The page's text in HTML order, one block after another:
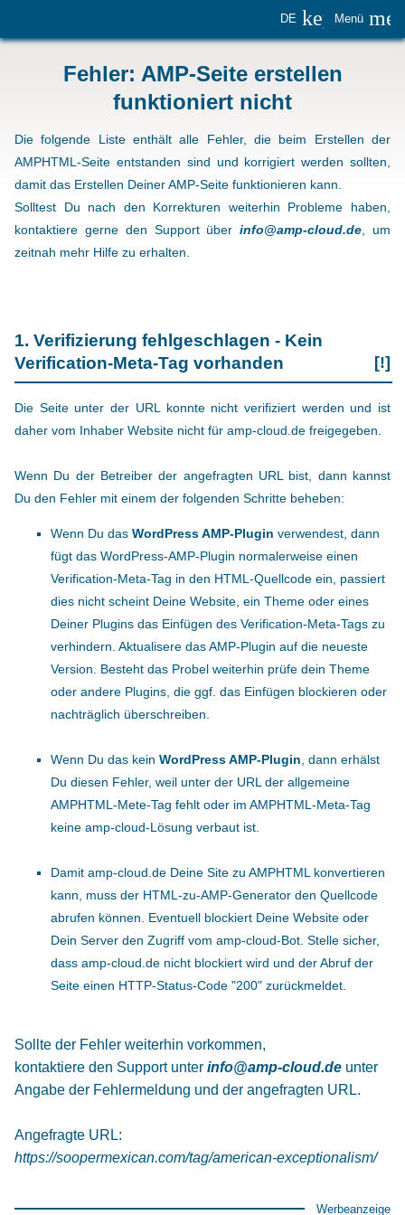
DE Menü
Fehler: AMP-Seite erstellen
funktioniert nicht
Die folgende Liste enthält alle Fehler, die beim Erstellen der
AMPHTML-Seite entstanden sind und korrigiert werden sollten,
damit das Erstellen Deiner AMP-Seite funktionieren kann.
Solltest Du nach den Korrekturen weiterhin Probleme haben,
kontaktiere gerne den Support überinfo@amp-cloud.de, um
zeitnah mehr Hilfe zu erhalten.
1. Verifizierung fehlgeschlagen - Kein
Verification-Meta-Tag vorhanden
[!]
Die Seite unter der URL konnte nicht verifiziert werden und ist
daher vom Inhaber Website nicht für amp-cloud.de freigegeben.
Wenn Du der Betreiber der angefragten URL bist, dann kannst
Du den Fehler mit einem der folgenden Schritte beheben:
Wenn Du das WordPress AMP-Plugin verwendest, dann
fügt das WordPress-AMP-Plugin normalerweise einen
Verification-Meta-Tag in den HTML-Quellcode ein, passiert
dies nicht scheint Deine Website, ein Theme oder eines
Deiner Plugins das Einfügen des Verification-Meta-Tags zu
verhindern. Aktualisere das AMP-Plugin auf die neueste
Version. Besteht das Probel weiterhin prüfe dein Theme
oder andere Plugins, die ggf. das Einfügen blockieren oder
nachträglich überschreiben.
Wenn Du das kein WordPress AMP-Plugin , dann erhälst
Du diesen Fehler, weil unter der URL der allgemeine
AMPHTML-Mete-Tag fehlt oder im AMPHTML-Meta-Tag
keine amp-cloud-Lösung verbaut ist.
Damit amp-cloud.de Deine Site zu AMPHTML konvertieren
kann, muss der HTML-zu-AMP-Generator den Quellcode
abrufen können. Eventuell blockiert Deine Website oder
Dein Server den Zugriff vom amp-cloud-Bot. Stelle sicher,
dass amp-cloud.de nicht blockiert wird und der Abruf der
Seite einen HTTP-Status-Code "200" zurückmeldet.
Sollte der Fehler weiterhin vorkommen,
kontaktiere den Support unter info@amp-cloud.de unter
Angabe der Fehlermeldung und der angefragten URL.
Angefragte URL:
https://soopermexican.com/tag/american-exceptionalism/
Werbeanzeige